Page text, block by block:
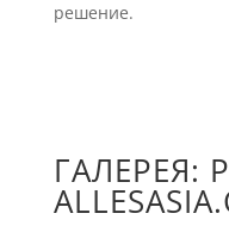
решение.
ГАЛЕРЕЯ: